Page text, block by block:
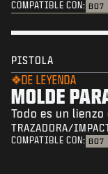
COMPATIBLE CON: BO7
PISTOLA
DE LEYENDA
MOLDE
Todo es un
TRAZADORA/
COMPATIBLE CON: BO7